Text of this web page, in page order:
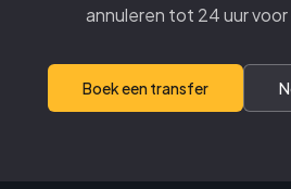
annuleren tot 24 uur
Boek een transfer